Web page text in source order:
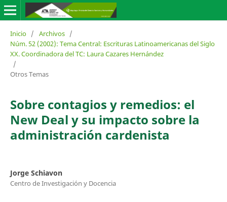
Inicio / Archivos /
Núm. 52 (2002): Tema Central: Escrituras Latinoamericanas del Siglo
XX. Coordinadora del TC: Laura Cazares Hernández
/
Otros Temas
Sobre contagios y remedios: el
New Deal y su impacto sobre la
administración cardenista
Jorge Schiavon
Centro de Investigación y Docencia